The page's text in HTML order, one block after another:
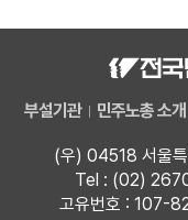
부설기관 민주노총 소개
(우) 04518 서울
Tel : (02)
고유번호 : 107-